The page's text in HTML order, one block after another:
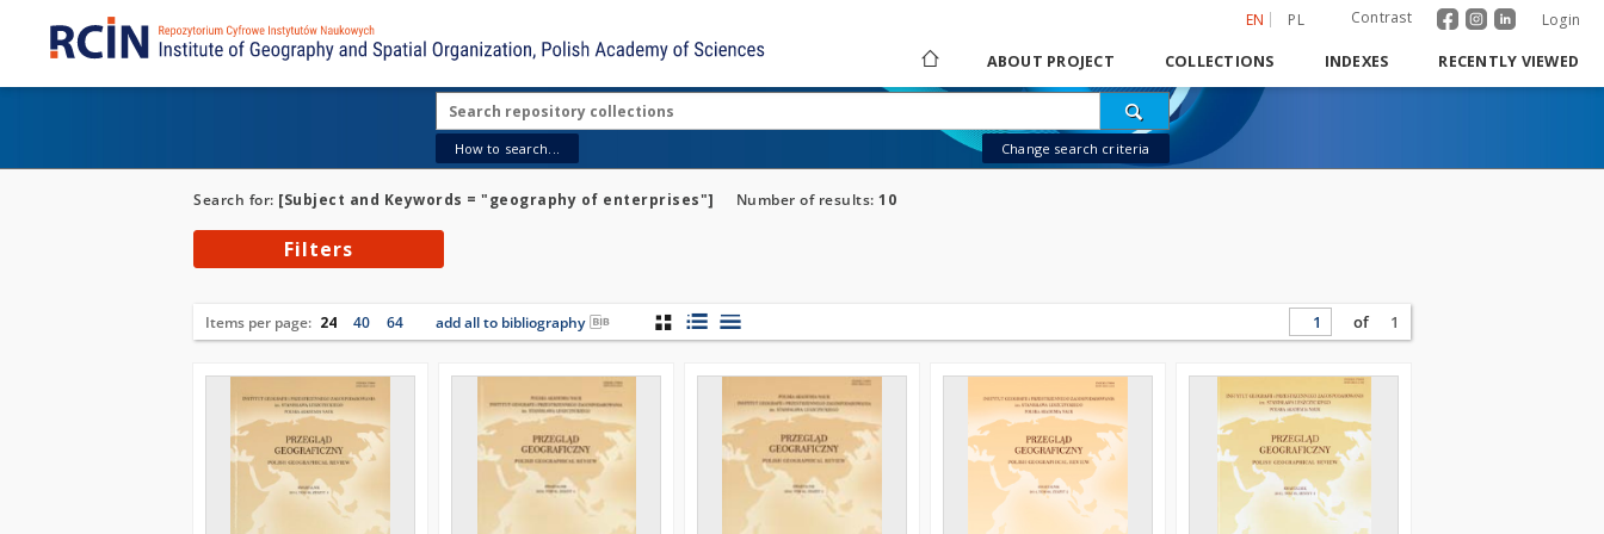
EN PL Contrast Login
ABOUT PROJECT COLLECTIONS INDEXES RECENTLY VIEWED
How to search... Change search criteria
Search for: [Subject and Keywords = "geography of enterprises"] Number of results: 10
Filters
Items per page: 24 40 64 add all to bibliography of 1